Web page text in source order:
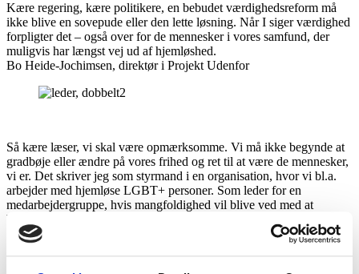
Kære regering, kære politikere, en bebudet værdighedsreform må
ikke blive en sovepude eller den lette løsning. Når I siger værdighed
forpligter det – også over for de mennesker i vores samfund, der
muligvis har længst vej ud af hjemløshed.
Bo Heide-Jochimsen, direktør i Projekt Udenfor
Så kære læser, vi skal være opmærksomme. Vi må ikke begynde at
gradbøje eller ændre på vores frihed og ret til at være de mennesker,
vi er. Det skriver jeg som styrmand i en orga­nisation, hvor vi bl.a.
arbejder med hjemløse LGBT+ personer. Som leder for en
medarbej­dergruppe, hvis mangfoldighed vil blive ved med at
blomstre. Og som medborger.
Tilbage til regeringen og dens værdigheds­reform.